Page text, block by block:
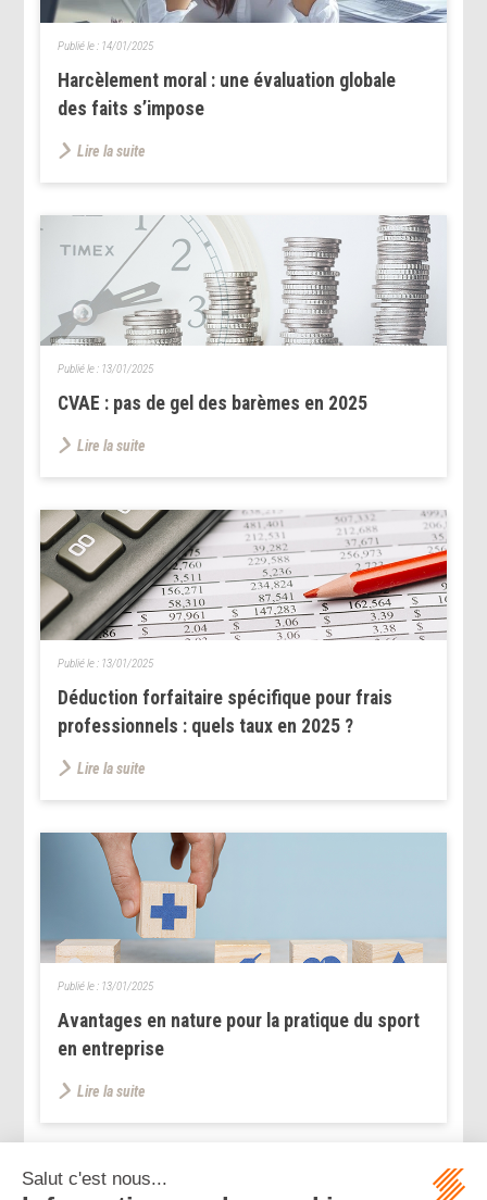
Harcèlement moral : une évaluation globale
des faits s’impose
Publié le : 14/01/2025
Lire la suite
CVAE : pas de gel des barèmes en 2025
Publié le : 13/01/2025
Lire la suite
Déduction forfaitaire spécifique pour frais
professionnels : quels taux en 2025 ?
Publié le : 13/01/2025
Lire la suite
Avantages en nature pour la pratique du sport
en entreprise
Publié le : 13/01/2025
Lire la suite
<< < ...